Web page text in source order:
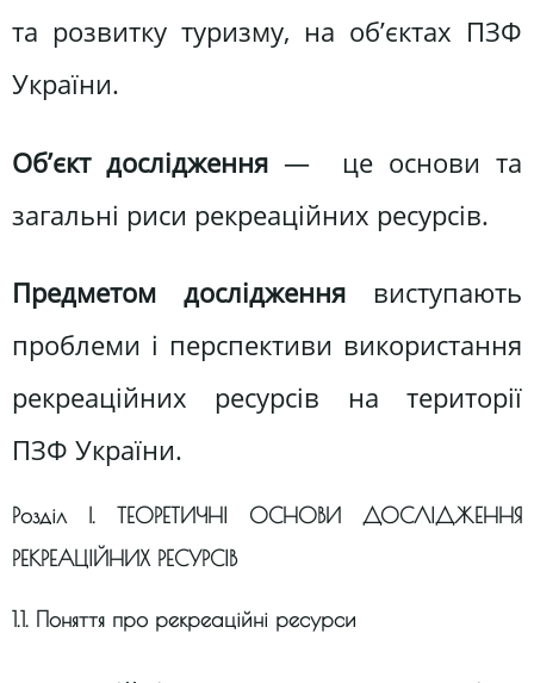
та розвитку туризму, на об’єктах ПЗФ
України.
Об’єкт дослідження — це основи та
загальні риси рекреаційних ресурсів.
Предметом дослідження виступають
проблеми і перспективи використання
рекреаційних ресурсів на території
ПЗФ України.
Розділ I. ТЕОРЕТИЧНІ ОСНОВИ ДОСЛІДЖЕННЯ
РЕКРЕАЦІЙНИХ РЕСУРСІВ
1.1. Поняття про рекреаційні ресурси